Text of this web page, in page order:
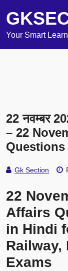
Your Smart
22 नवम्बर
– 22
Gk Section
22
Affairs
in Hindi
Railway,
Exams